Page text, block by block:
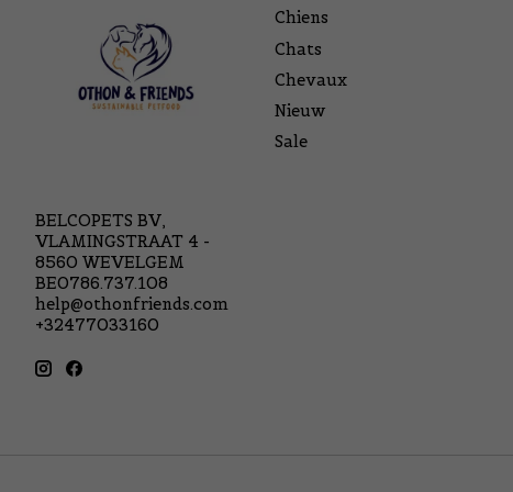
BELCOPETS BV,
VLAMINGSTRAAT 4 -
8560 WEVELGEM
BE0786.737.108
help@othonfriends.com
+32477033160
Chiens
Chats
Chevaux
Nieuw
Sale